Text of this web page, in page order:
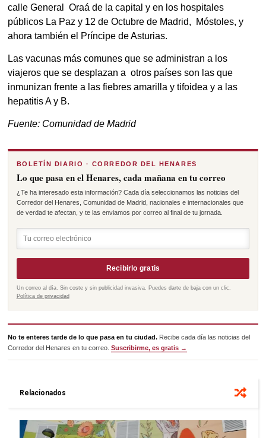
calle General Oraá de la capital y en los hospitales
públicos La Paz y 12 de Octubre de Madrid, Móstoles, y
ahora también el Príncipe de Asturias.
Las vacunas más comunes que se administran a los
viajeros que se desplazan a otros países son las que
inmunizan frente a las fiebres amarilla y tifoidea y a las
hepatitis A y B.
Fuente: Comunidad de Madrid
BOLETÍN DIARIO · CORREDOR DEL HENARES
Lo que pasa en el Henares, cada mañana en tu correo
¿Te ha interesado esta información? Cada día seleccionamos las noticias del
Corredor del Henares, Comunidad de Madrid, nacionales e internacionales que
de verdad te afectan, y te las enviamos por correo al final de tu jornada.
Recibirlo gratis
Un correo al día. Sin coste y sin publicidad invasiva. Puedes darte de baja con un clic.
Política de privacidad
No te enteres tarde de lo que pasa en tu ciudad. Recibe cada día las noticias del
Corredor del Henares en tu correo.Suscribirme, es gratis →
Relacionados